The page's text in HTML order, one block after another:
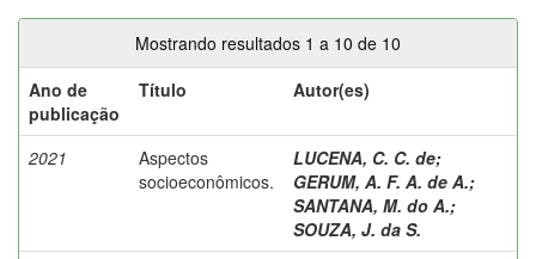
Mostrando resultados 1 a 10 de 10
Ano de
publicação
Título Autor(es)
2021
Aspectos
socioeconômicos.
LUCENA, C. C. de;
GERUM, A. F. A. de A.;
SANTANA, M. do A.;
SOUZA, J. da S.